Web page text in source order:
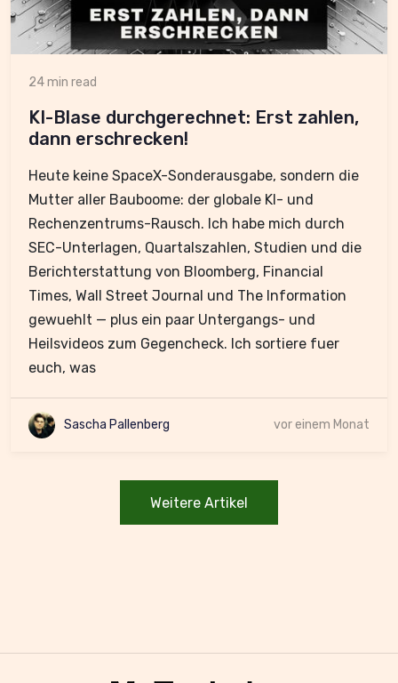
24 min read
KI-Blase durchgerechnet: Erst zahlen,
dann erschrecken!
Heute keine SpaceX-Sonderausgabe, sondern die
Mutter aller Bauboome: der globale KI- und
Rechenzentrums-Rausch. Ich habe mich durch
SEC-Unterlagen, Quartalszahlen, Studien und die
Berichterstattung von Bloomberg, Financial
Times, Wall Street Journal und The Information
gewuehlt — plus ein paar Untergangs- und
Heilsvideos zum Gegencheck. Ich sortiere fuer
euch, was
Sascha Pallenberg vor einem Monat
Weitere Artikel